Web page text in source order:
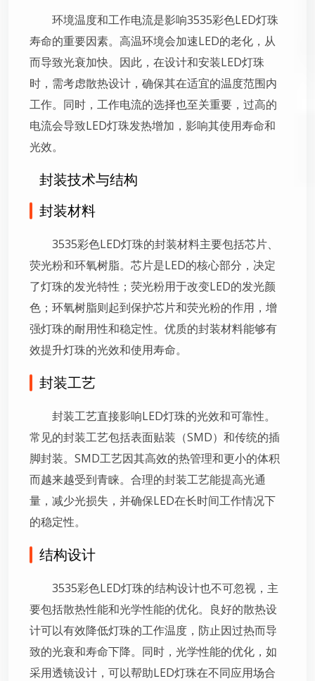
环境温度和工作电流是影响3535彩色LED灯珠
寿命的重要因素。高温环境会加速LED的老化，从
而导致光衰加快。因此，在设计和安装LED灯珠
时，需考虑散热设计，确保其在适宜的温度范围内
工作。同时，工作电流的选择也至关重要，过高的
电流会导致LED灯珠发热增加，影响其使用寿命和
光效。
封装技术与结构
封装材料
3535彩色LED灯珠的封装材料主要包括芯片、
荧光粉和环氧树脂。芯片是LED的核心部分，决定
了灯珠的发光特性；荧光粉用于改变LED的发光颜
色；环氧树脂则起到保护芯片和荧光粉的作用，增
强灯珠的耐用性和稳定性。优质的封装材料能够有
效提升灯珠的光效和使用寿命。
封装工艺
封装工艺直接影响LED灯珠的光效和可靠性。
常见的封装工艺包括表面贴装（SMD）和传统的插
脚封装。SMD工艺因其高效的热管理和更小的体积
而越来越受到青睐。合理的封装工艺能提高光通
量，减少光损失，并确保LED在长时间工作情况下
的稳定性。
结构设计
3535彩色LED灯珠的结构设计也不可忽视，主
要包括散热性能和光学性能的优化。良好的散热设
计可以有效降低灯珠的工作温度，防止因过热而导
致的光衰和寿命下降。同时，光学性能的优化，如
采用透镜设计，可以帮助LED灯珠在不同应用场合